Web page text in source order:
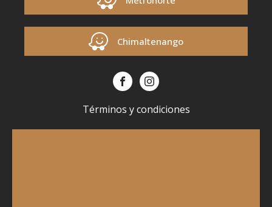
Chimaltenango
Términos y condiciones